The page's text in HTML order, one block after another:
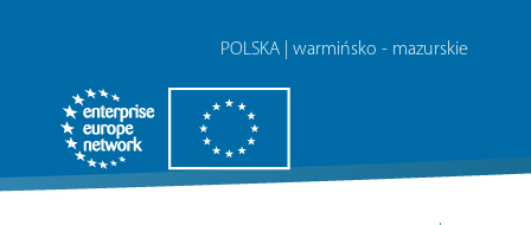
POLSKA | warmińsko - mazurskie